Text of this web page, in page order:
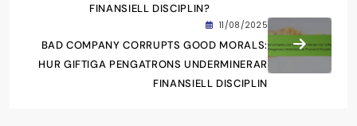
FINANSIELL DISCIPLIN?
11/08/2025
BAD COMPANY CORRUPTS GOOD MORALS:
HUR GIFTIGA PENGATRONS UNDERMINERAR
FINANSIELL DISCIPLIN